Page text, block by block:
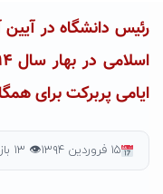
رئیس دانشگاه در آیین
ایامی پربرکت برای
۱۵ فروردین ۱۳۹۴ 👁 ۱۳ بازدید